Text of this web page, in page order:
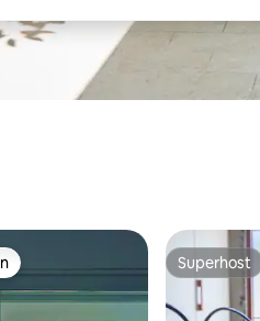
Superhost
Superhost